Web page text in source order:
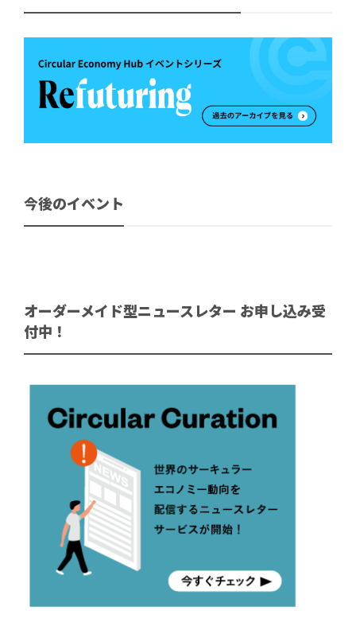
今後のイベント
オーダーメイド型ニュースレター お申し込み受
付中！